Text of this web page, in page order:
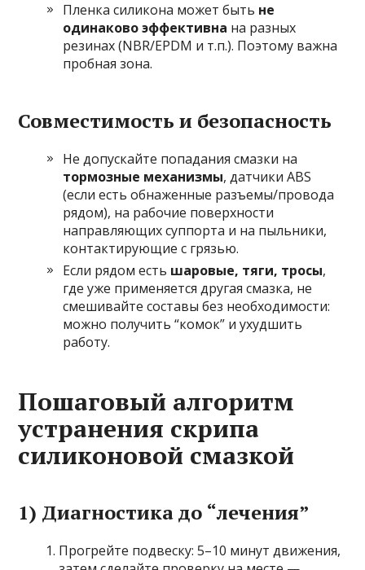
Пленка силикона может быть не
одинаково эффективна на разных
резинах (NBR/EPDM и т.п.). Поэтому важна
пробная зона.
Совместимость и безопасность
Не допускайте попадания смазки на
тормозные механизмы, датчики ABS
(если есть обнаженные разъемы/провода
рядом), на рабочие поверхности
направляющих суппорта и на пыльники,
контактирующие с грязью.
Если рядом есть шаровые, тяги, тросы,
где уже применяется другая смазка, не
смешивайте составы без необходимости:
можно получить “комок” и ухудшить
работу.
Пошаговый алгоритм
устранения скрипа
силиконовой смазкой
1) Диагностика до “лечения”
Прогрейте подвеску: 5–10 минут движения,